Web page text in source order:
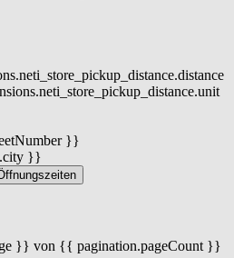
}}
}}
}} von {{ pagination.pageCount }}